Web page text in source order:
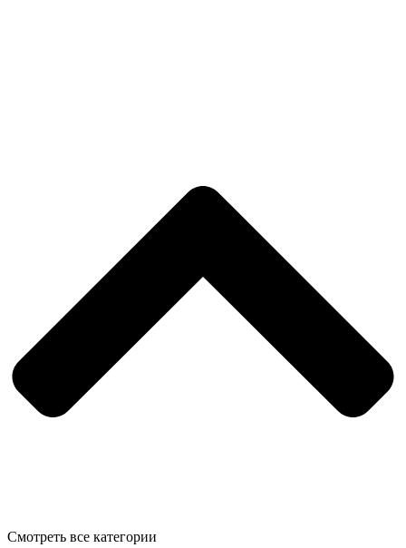
Смотреть все категории